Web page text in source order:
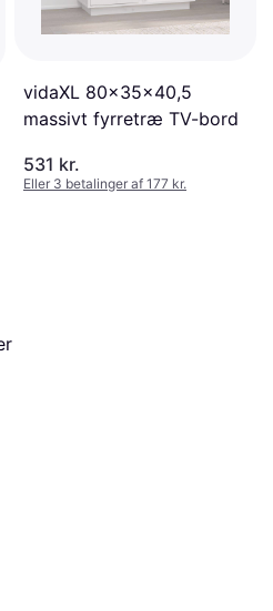
vidaXL 80x35x40,5
massivt fyrretræ TV-bord
531 kr.
Eller 3 betalinger af 177 kr.